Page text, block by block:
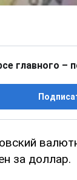
главного –
за доллар.